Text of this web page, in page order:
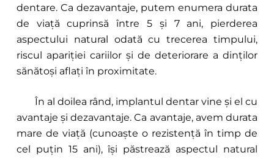
dentare. Ca dezavantaje, putem enumera durata
de viață cuprinsă între 5 și 7 ani, pierderea
aspectului natural odată cu trecerea timpului,
riscul apariției cariilor și de deteriorare a dinților
sănătoși aflați în proximitate.
În al doilea rând, implantul dentar vine și el cu
avantaje și dezavantaje. Ca avantaje, avem durata
mare de viață (cunoaște o rezistență în timp de
cel puțin 15 ani), își păstrează aspectul natural